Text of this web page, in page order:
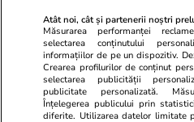
TVMania.ro
Atât noi, cât și partenerii noștri
Măsurarea performanței
selectarea conținutului
informațiilor de pe un dispozitiv.
Crearea profilurilor de conținut
selectarea publicității
publicitate personalizată.
Înțelegerea publicului prin
diferite. Utilizarea datelor limitate